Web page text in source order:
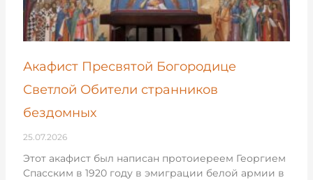
Акафист Пресвятой Богородице
Светлой Обители странников
бездомных
25.07.2026
Этот акафист был написан протоиереем Георгием
Спасским в 1920 году в эмиграции белой армии в